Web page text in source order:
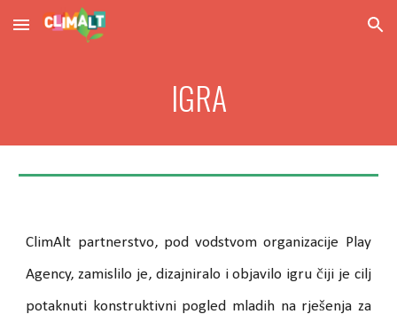
Skip to main content Skip to navigation
IGRA
ClimAlt partnerstvo, pod vodstvom organizacije Play
Agency, zamislilo je, dizajniralo i objavilo igru ​​čiji je cilj
potaknuti konstruktivni pogled mladih na rješenja za